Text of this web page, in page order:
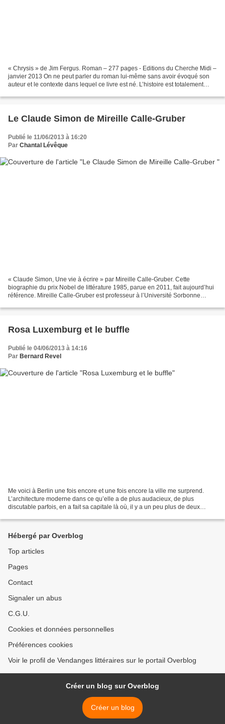
« Chrysis » de Jim Fergus. Roman – 277 pages - Editions du Cherche Midi –
janvier 2013 On ne peut parler du roman lui-même sans avoir évoqué son
auteur et le contexte dans lequel ce livre est né. L’histoire est totalement
Le Claude Simon de Mireille Calle-Gruber
Publié le 11/06/2013 à 16:20
Par Chantal Lévêque
« Claude Simon, Une vie à écrire » par Mireille Calle-Gruber. Cette
biographie du prix Nobel de littérature 1985, parue en 2011, fait aujourd’hui
référence. Mireille Calle-Gruber est professeur à l’Université Sorbonne
Rosa Luxemburg et le buffle
Publié le 04/06/2013 à 14:16
Par Bernard Revel
Me voici à Berlin une fois encore et une fois encore la ville me surprend.
L’architecture moderne dans ce qu’elle a de plus audacieux, de plus
discutable parfois, en a fait sa capitale là où, il y a un peu plus de deux
Hébergé par Overblog
Top articles
Pages
Contact
Signaler un abus
C.G.U.
Cookies et données personnelles
Préférences cookies
Voir le profil de Vendanges littéraires sur le portail Overblog
Créer un blog sur Overblog
Créer un blog